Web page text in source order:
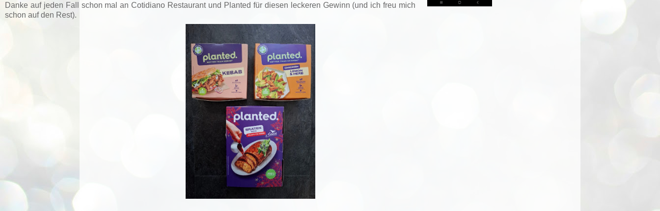
Danke auf jeden Fall schon mal an Cotidiano Restaurant und Planted für diesen leckeren Gewinn (und ich freu mich
schon auf den Rest).